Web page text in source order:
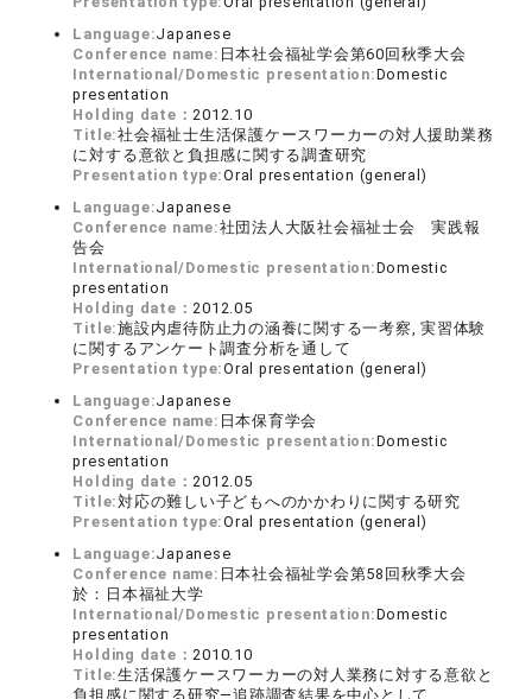
Language:Japanese
Conference name: 日本社会福祉学会第60回秋季大会
International/Domestic presentation:Domestic
presentation
Holding date：2012.10
Title:社会福祉士生活保護ケースワーカーの対人援助業務
に対する意欲と負担感に関する調査研究
Presentation type:Oral presentation (general)
Language:Japanese
Conference name:社団法人大阪社会福祉士会 実践報
告会
International/Domestic presentation:Domestic
presentation
Holding date：2012.05
Title:施設内虐待防止力の涵養に関する一考察, 実習体験
に関するアンケート調査分析を通して
Presentation type:Oral presentation (general)
Language:Japanese
Conference name: 日本保育学会
International/Domestic presentation:Domestic
presentation
Holding date：2012.05
Title:対応の難しい子どもへのかかわりに関する研究
Presentation type:Oral presentation (general)
Language:Japanese
Conference name: 日本社会福祉学会第58回秋季大会
於：日本福祉大学
International/Domestic presentation:Domestic
presentation
Holding date：2010.10
Title:生活保護ケースワーカーの対人業務に対する意欲と
負担感に関する研究―追跡調査結果を中心として